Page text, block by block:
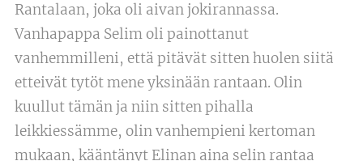
Rantalaan, joka oli aivan jokirannassa.
Vanhapappa Selim oli painottanut
vanhemmilleni, että pitävät sitten huolen siitä
etteivät tytöt mene yksinään rantaan. Olin
kuullut tämän ja niin sitten pihalla
leikkiessämme, olin vanhempieni kertoman
mukaan, kääntänyt Elinan aina selin rantaa